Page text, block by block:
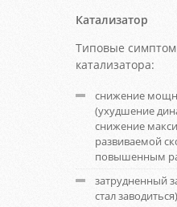
Катализатор
Типовые
катализатора:
снижение
(ухудшение
снижение
развиваемой
повышенным
затрудненный
стал заводиться)